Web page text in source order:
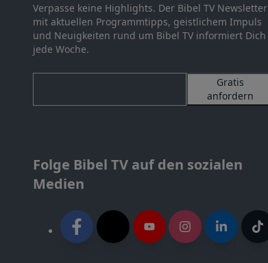
Verpasse keine Highlights. Der Bibel TV Newsletter
mit aktuellen Programmtipps, geistlichem Impuls
und Neuigkeiten rund um Bibel TV informiert Dich
jede Woche.
Gratis
anfordern
Folge Bibel TV auf den sozialen
Medien